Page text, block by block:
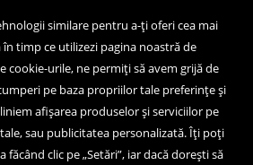
similare pentru a-ți oferi cea mai
timp ce utilizezi pagina noastră de
cookie-urile, ne permiți să avem grijă de
pe baza propriilor tale preferințe și
afișarea produselor și serviciilor pe
sau publicitatea personalizată. Îți poți
clic pe „Setări”, iar dacă dorești să